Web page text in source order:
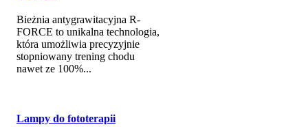
Bieżnia antygrawitacyjna R-
FORCE to unikalna technologia,
która umożliwia precyzyjnie
stopniowany trening chodu
nawet ze 100%...
Lampy do fototerapii